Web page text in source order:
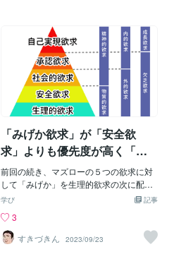
欲求段階のどの部分にアプローチしてい
くかを考えましょうという事です。 外
食事業という側面からこの欲求段階を考
えてみよう・・・1.第一欲求・・・マズ
ローはこの段階を生理的欲求と説明して
います。 腹が減ったという意識がその
まま欲求になりますから、とりあえずど
こで何を食べようと関係なく出てくるも
のです。外食でいったらファストフード
の領域でしょうか、このポジション
ると「生きているだけでも良かった。」
と思えるような普段では振り向きもしな
いようなことに幸せを感じたりするよう
になります。 安全欲求は危険が少ない安
定した状態を求める欲求です。生命的に
は生きることに問題はなくても、例えば
暴力やハラスメントに晒されている状況
では安全欲求が満たされません。このよ
うな状況では人は逃げるか、全力で防御
をするか、抵抗するかの行動を選択しま
す。ハラスメントがいけないというのは
法的な問題、コンプライアンスの問題だ
けでなく、組織の人材が普通に働くこと
ができなくなり機能不全に陥るからとい
うことでもあります。 社会的欲求は他者
と関わり、集団に帰属する欲求で、帰属
欲求とも言います。人は元々群れを作る
動物であり、一人で生きていくことを苦
「みげか欲求」が「安全欲
求」よりも優先度が高く「生
理的欲求」よりも下なのかを
語る。自分の命より叶えたい
呪い
前回の続き、マズローの５つの欲求に対
して「みげか」を生理的欲求の次に配置
した。その説明をする。「みげか３タイ
に対して、人々がどれに興味がありどれ
に無関心かを分類する性格診断だ。自分
の時間軸特性を知り、苦手＝興味ない時
記事
学び
3
すきづきん
2023/09/23